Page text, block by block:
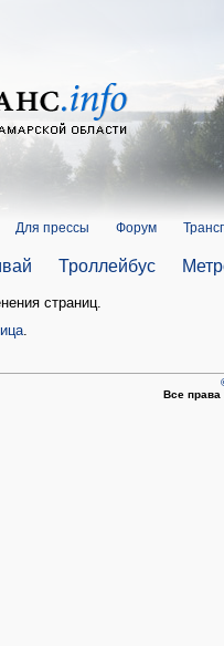
Для прессы Форум
Троллейбус
страниц.
.
Все